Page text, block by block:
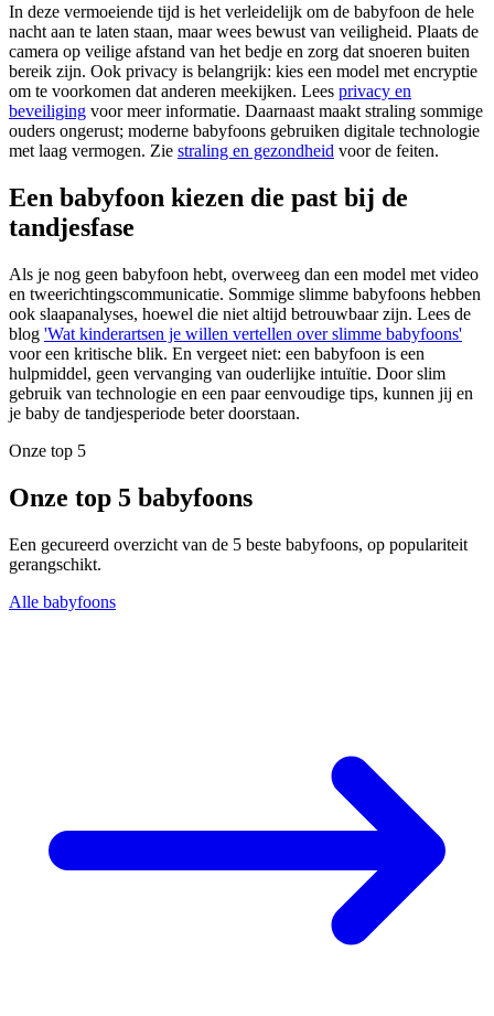
In deze vermoeiende tijd is het verleidelijk om de babyfoon de hele
nacht aan te laten staan, maar wees bewust van veiligheid. Plaats de
camera op veilige afstand van het bedje en zorg dat snoeren buiten
bereik zijn. Ook privacy is belangrijk: kies een model met encryptie
om te voorkomen dat anderen meekijken. Lees privacy en
beveiliging voor meer informatie. Daarnaast maakt straling sommige
ouders ongerust; moderne babyfoons gebruiken digitale technologie
met laag vermogen. Zie straling en gezondheid voor de feiten.
Een babyfoon kiezen die past bij de
tandjesfase
Als je nog geen babyfoon hebt, overweeg dan een model met video
en tweerichtingscommunicatie. Sommige slimme babyfoons hebben
ook slaapanalyses, hoewel die niet altijd betrouwbaar zijn. Lees de
blog 'Wat kinderartsen je willen vertellen over slimme babyfoons'
voor een kritische blik. En vergeet niet: een babyfoon is een
hulpmiddel, geen vervanging van ouderlijke intuïtie. Door slim
gebruik van technologie en een paar eenvoudige tips, kunnen jij en
je baby de tandjesperiode beter doorstaan.
Onze top 5
Onze top 5 babyfoons
Een gecureerd overzicht van de 5 beste babyfoons, op populariteit
gerangschikt.
Alle babyfoons